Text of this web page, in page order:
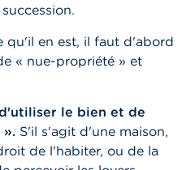
qu'il en est, il faut d'abord
« nue-propriété » et
le bien et de
». S'il s'agit d'une maison,
de l'habiter, ou de la